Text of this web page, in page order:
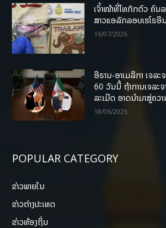
ເຈົ້າໜ້າທີ່ໄທກັກຕົວ ຄົນ
ສາວແອລັກລອບເຮໂຣອີ
16/07/2026
ອີຣານ-ອາເມລິກາ ເຈລະ
60 ວັນນີ້ ຖ້າການເຈລະ
ລະເມີດ ອາດນໍາມາສູ່ຄວ
18/06/2026
POPULAR CATEGORY
ຂ່າວພາຍ​ໃນ
ຂ່າວຕ່າງປະເທດ
ຂ່າວທ້ອງຖິ່ນ